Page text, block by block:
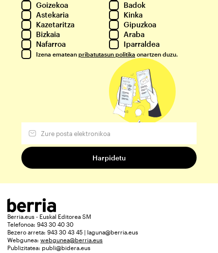
Goizekoa
Badok
Astekaria
Kinka
Kazetaritza
Gipuzkoa
Bizkaia
Araba
Nafarroa
Iparraldea
Izena ematean pribatutasun politika onartzen duzu.
Berria.eus - Euskal Editorea SM
Telefonoa: 943 30 40 30
Bezero arreta: 943 30 43 45 | laguna@berria.eus
Webgunea: webgunea@berria.eus
Publizitatea: publi@bidera.eus